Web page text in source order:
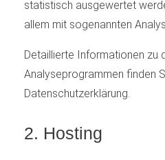
statistisch ausgewertet
allem mit sogenannten
Detaillierte Informationen zu
Analyseprogrammen finden
Datenschutzerklärung.
2. Hosting